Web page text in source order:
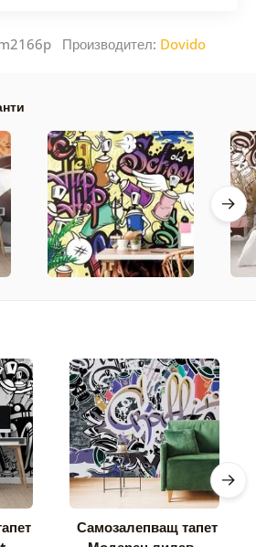
Производител: Dovido
Самозалепващ тапет